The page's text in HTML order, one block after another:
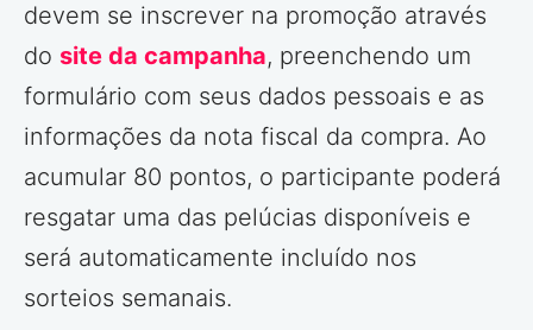
devem se inscrever na promoção através
do site da campanha, preenchendo um
formulário com seus dados pessoais e as
informações da nota fiscal da compra. Ao
acumular 80 pontos, o participante poderá
resgatar uma das pelúcias disponíveis e
será automaticamente incluído nos
sorteios semanais.